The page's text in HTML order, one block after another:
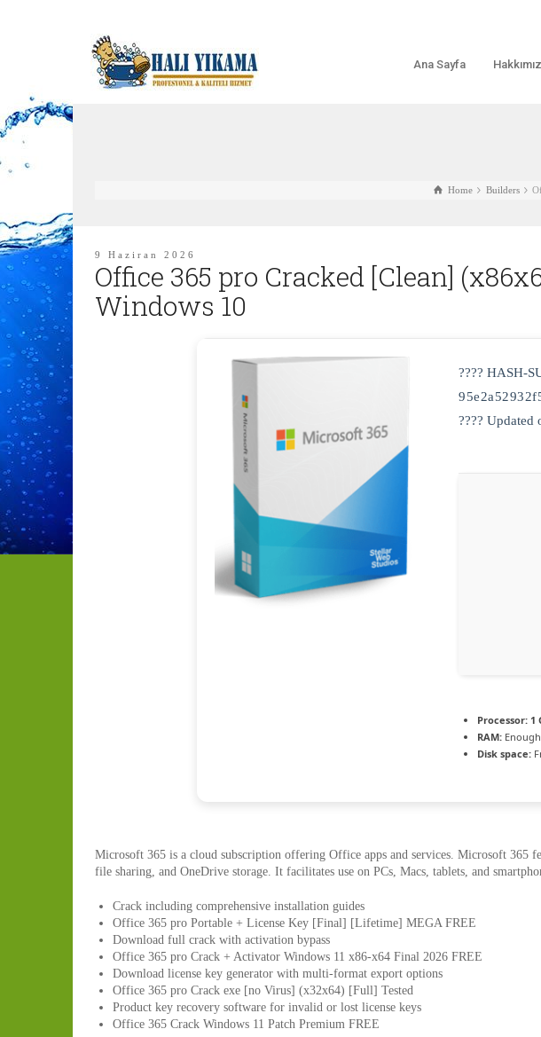
Ana Sayfa
Home Builders
9 Haziran 2026
Office 365 pro Cracked [Clean]
Windows 10
???? HASH-
???? Updated
Processor: 1
RAM:
Disk space:
Microsoft 365 is a cloud subscription offering Office apps and services. Microsoft 365
file sharing, and OneDrive storage. It facilitates use on PCs, Macs, tablets, and
Crack including comprehensive installation guides
Office 365 pro Portable + License Key [Final] [Lifetime] MEGA FREE
Download full crack with activation bypass
Office 365 pro Crack + Activator Windows 11 x86-x64 Final 2026 FREE
Download license key generator with multi-format export options
Office 365 pro Crack exe [no Virus] (x32x64) [Full] Tested
Product key recovery software for invalid or lost license keys
Office 365 Crack Windows 11 Patch Premium FREE